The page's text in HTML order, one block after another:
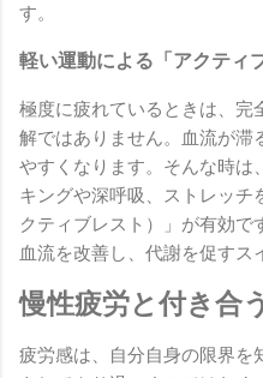
す。
軽い運動による「アクティ
極度に疲れているときは、完
解ではありません。血流が滞
やすくなります。そんな時は
キングや深呼吸、ストレッチ
クティブレスト）」が有効で
血流を改善し、代謝を促すス
慢性疲労と付き合
疲労感は、自分自身の限界を